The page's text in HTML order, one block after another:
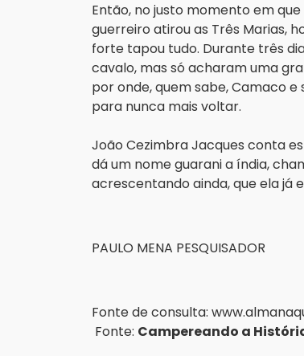
Então, no justo momento em
guerreiro atirou as Três Marias,
forte tapou tudo. Durante três
cavalo, mas só acharam uma
por onde, quem sabe, Camaco
para nunca mais voltar.
João Cezimbra Jacques conta
dá um nome guarani a índia,
acrescentando ainda, que ela já
PAULO MENA PESQUISADOR
Fonte de consulta:
Fonte: Campereando a